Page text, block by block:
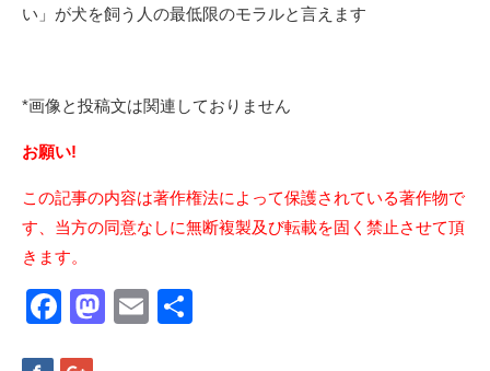
い」が犬を飼う人の最低限のモラルと言えます
*画像と投稿文は関連しておりません
お願い!
この記事の内容は著作権法によって保護されている著作物で
す、当方の同意なしに無断複製及び転載を固く禁止させて頂
きます。
Facebook
Mastodon
Email